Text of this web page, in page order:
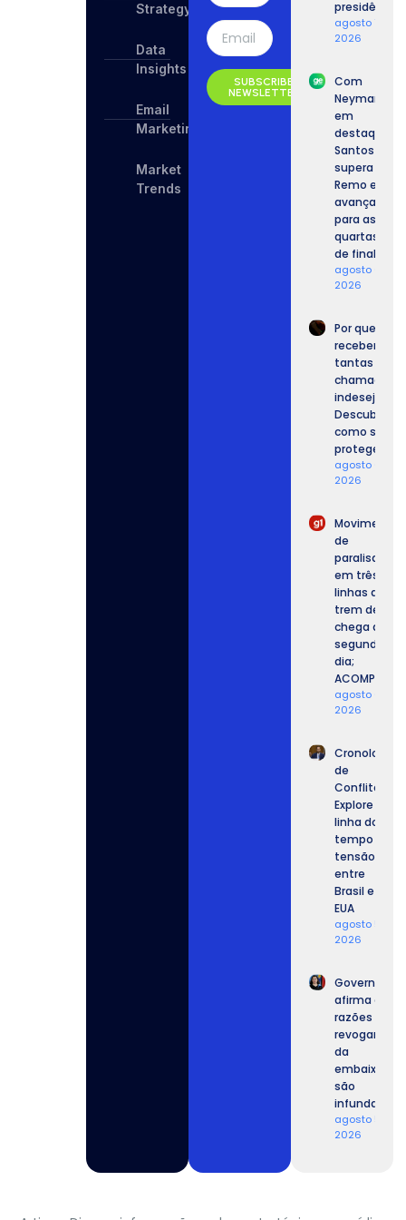
Strategy
Data
Insights
Email
Marketing
Market
Trends
SUBSCRIBE
NEWSLETTER
presidência.
agosto 7,
2026
Com
Neymar
em
destaque,
Santos
supera o
Remo e
avança
para as
quartas
de final.
agosto 6,
2026
Por que
recebemos
tantas
chamadas
Descubra
como se
proteger.
agosto 6,
2026
Movimento
de
paralisação
em três
linhas de
trem de SP
chega ao
segundo
dia;
ACOMPANHE.
agosto 6,
2026
Cronologia
de
Conflitos:
Explore a
linha do
tempo da
tensão
entre
Brasil e
EUA
agosto 5,
2026
Governo
afirma que
razões para
revogar
da
são
infundadas.
agosto 5,
2026